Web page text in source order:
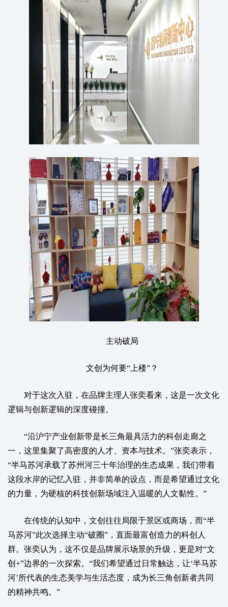
主动破局
文创为何要“上楼”？
对于这次入驻，在品牌主理人张奕看来，这是一次文化
逻辑与创新逻辑的深度碰撞。
“沿沪宁产业创新带是长三角最具活力的科创走廊之
一，这里集聚了高密度的人才、资本与技术。”张奕表示，
“半马苏河承载了苏州河三十年治理的生态成果，我们带着
这段水岸的记忆入驻，并非简单的设点，而是希望通过文化
的力量，为硬核的科技创新场域注入温暖的人文黏性。”
在传统的认知中，文创往往局限于景区或商场，而“半
马苏河”此次选择主动“破圈”，直面最富创造力的科创人
群。张奕认为，这不仅是品牌展示场景的升级，更是对“文
创+”边界的一次探索。“我们希望通过日常触达，让‘半马苏
河’所代表的生态美学与生活态度，成为长三角创新者共同
的精神共鸣。”